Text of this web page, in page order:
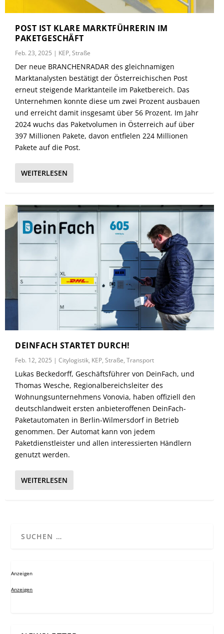
POST IST KLARE MARKTFÜHRERIN IM
PAKETGESCHÄFT
Feb. 23, 2025 | KEP,Straße
Der neue BRANCHENRADAR des gleichnamigen
Marktanalysten bestätigt der Österreichischen Post
erneut steigende Marktanteile im Paketbereich. Das
Unternehmen konnte diese um zwei Prozent ausbauen
und erreicht damit insgesamt über 56 Prozent. Im Jahr
2024 wuchs das Paketvolumen in Österreich auf über
397 Millionen Pakete, davon entfielen 224 Millionen
Pakete auf die Post.
WEITERLESEN
DEINFACH STARTET DURCH!
Feb. 12, 2025 |Citylogistik, KEP,Straße,Transport
Lukas Beckedorff, Geschäftsführer von DeinFach, und
Thomas Wesche, Regionalbereichsleiter des
Wohnungsunternehmens Vonovia, haben offiziell den
deutschlandweit ersten anbieteroffenen DeinFach-
Paketautomaten in Berlin-Wilmersdorf in Betrieb
genommen. Der Automat kann von jedem
Paketdienstleister und allen interessierten Händlern
genutzt werden.
WEITERLESEN
Anzeigen
Anzeigen